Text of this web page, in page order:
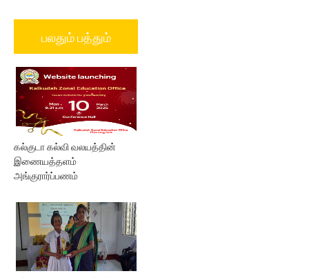
பலதும் பத்தும்
கல்குடா கல்வி வலயத்தின்
இணையத்தளம்
அங்குரார்ப்பணம்